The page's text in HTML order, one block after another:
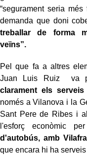
“segurament seria
demanda que doni
treballar de forma
veïns”.
Pel que fa a altres
Juan Luis Ruiz va
clarament els
només a Vilanova i la
Sant Pere de Ribes i
l'esforç econòmic per
d'autobús, amb
que encara hi ha